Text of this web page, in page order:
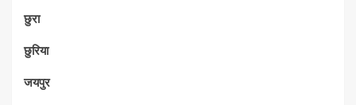
छुरा
छुरिया
जयपुर